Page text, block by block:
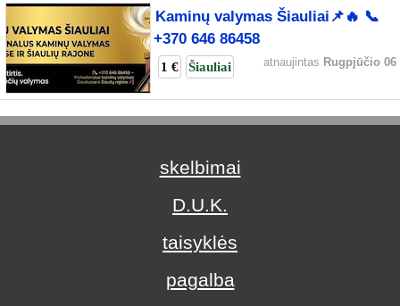
Kaminų valymas Šiauliai📌🔥 📞
+370 646 86458
1 € Šiauliai atnaujintas Rugpjūčio 06
skelbimai
D.U.K.
taisyklės
pagalba